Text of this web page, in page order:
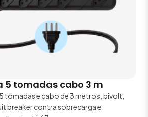
5 tomadas cabo 3 m
tomadas e cabo de 3 metros, bivolt,
breaker contra sobrecarga e